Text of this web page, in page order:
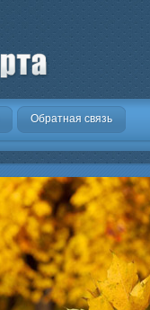
Обратная связь